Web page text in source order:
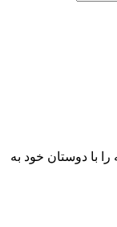
با دوستان خود به